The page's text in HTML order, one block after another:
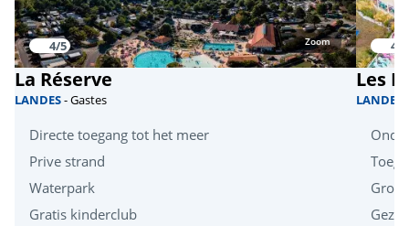
4/5 Zoom
La Réserve
LANDES- Gastes
Directe toegang tot het meer
Prive strand
Waterpark
Gratis kinderclub
Les
LANDES